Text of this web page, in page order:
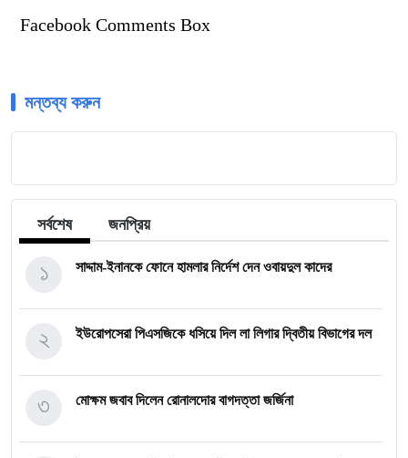
Facebook Comments Box
মন্তব্য করুন
সর্বশেষ জনপ্রিয়
সাদ্দাম-ইনানকে ফোনে হামলার নির্দেশ দেন ওবায়দুল কাদের
১
ইউরোপসেরা পিএসজিকে ধসিয়ে দিল লা লিগার দ্বিতীয় বিভাগের দল
২
মোক্ষম জবাব দিলেন রোনালদোর বাগদত্তা জর্জিনা
৩